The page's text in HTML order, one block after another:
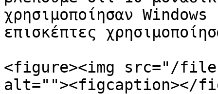
χρησιμοποίησαν
επισκέπτες
<figure><img src="/
alt=""><figcaption></